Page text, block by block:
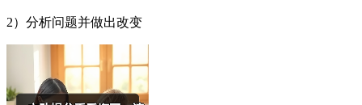
2）分析问题并做出改变